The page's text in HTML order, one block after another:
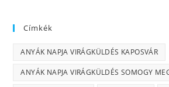
Címkék
ANYÁK NAPJA VIRÁGKÜLDÉS KAPOSVÁR
ANYÁK NAPJA VIRÁGKÜLDÉS SOMOGY